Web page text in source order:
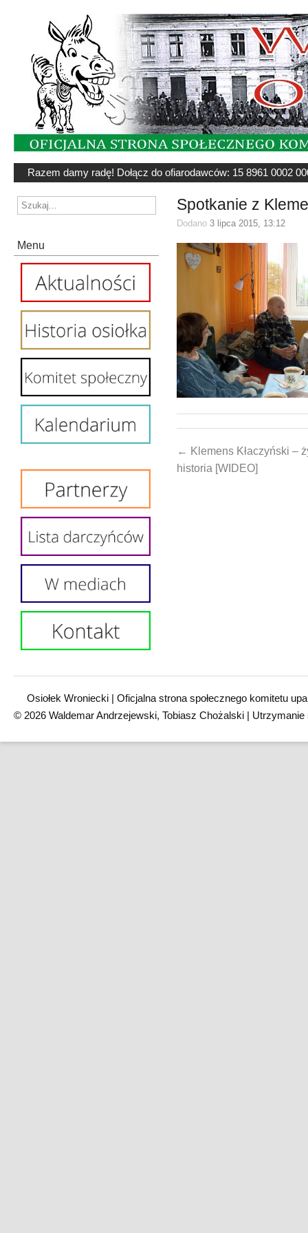
Razem damy radę! Dołącz do ofiarodawców: 15 8961 0002
Menu
Spotkanie z
Dodano3 lipca 2015, 13:12
← Klemens Kłaczyński –
historia [WIDEO]
Osiołek Wroniecki | Oficjalna strona społecznego komitetu
© 2026 Waldemar Andrzejewski, Tobiasz Chożalski |